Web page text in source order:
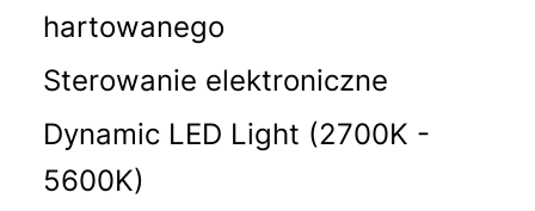
hartowanego
Sterowanie elektroniczne
Dynamic LED Light (2700K -
5600K)